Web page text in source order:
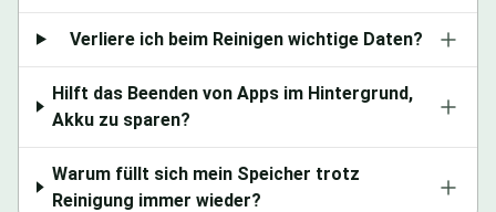
Verliere ich beim Reinigen wichtige Daten?
Hilft das Beenden von Apps im Hintergrund,
Akku zu sparen?
Warum füllt sich mein Speicher trotz
Reinigung immer wieder?